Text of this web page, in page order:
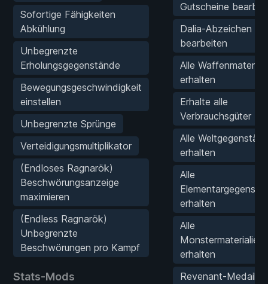
Sofortige Fähigkeiten
Abkühlung
Unbegrenzte
Erholungsgegenstände
Bewegungsgeschwindigkeit
einstellen
Unbegrenzte Sprünge
Verteidigungsmultiplikator
(Endloses Ragnarök)
Beschwörungsanzeige
maximieren
(Endless Ragnarök)
Unbegrenzte
Beschwörungen pro Kampf
Stats-Mods
Gutscheine
Dalia-Abzeichen
bearbeiten
Alle
erhalten
Erhalte alle
Verbrauchsgüter
Alle
erhalten
Alle
erhalten
Alle
Monstermaterialien
erhalten
Revenant-